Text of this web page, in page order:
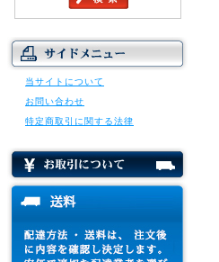
当サイトについて
お問い合わせ
特定商取引に関する法律